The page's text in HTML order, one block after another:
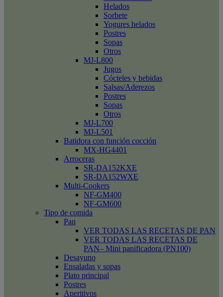
Helados
Sorbete
Yogures helados
Postres
Sopas
Otros
MJ-L800
Jugos
Cócteles y bebidas
Salsas/Aderezos
Postres
Sopas
Otros
MJ-L700
MJ-L501
Batidora con función cocción
MX-HG4401
Arroceras
SR-DA152KXE
SR-DA152WXE
Multi-Cookers
NF-GM400
NF-GM600
Tipo de comida
Pan
VER TODAS LAS RECETAS DE PAN
VER TODAS LAS RECETAS DE
PAN– Mini panificadora (PN100)
Desayuno
Ensaladas y sopas
Plato principal
Postres
Aperitivos